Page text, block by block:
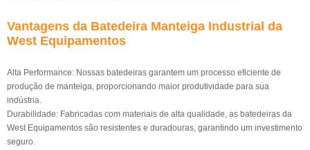
Vantagens da Batedeira Manteiga Industrial da
West Equipamentos
Alta Performance: Nossas batedeiras garantem um processo eficiente de
produção de manteiga, proporcionando maior produtividade para sua
indústria.
Durabilidade: Fabricadas com materiais de alta qualidade, as batedeiras da
West Equipamentos são resistentes e duradouras, garantindo um investimento
seguro.